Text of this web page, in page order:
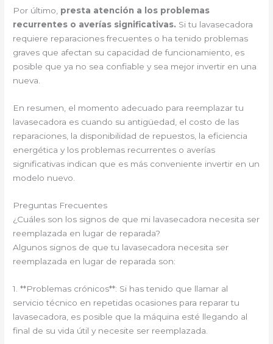
Por último, presta atención a los problemas
recurrentes o averías significativas. Si tu lavasecadora
requiere reparaciones frecuentes o ha tenido problemas
graves que afectan su capacidad de funcionamiento, es
posible que ya no sea confiable y sea mejor invertir en una
nueva.
En resumen, el momento adecuado para reemplazar tu
lavasecadora es cuando su antigüedad, el costo de las
reparaciones, la disponibilidad de repuestos, la eficiencia
energética y los problemas recurrentes o averías
significativas indican que es más conveniente invertir en un
modelo nuevo.
Preguntas Frecuentes
¿Cuáles son los signos de que mi lavasecadora necesita ser
reemplazada en lugar de reparada?
Algunos signos de que tu lavasecadora necesita ser
reemplazada en lugar de reparada son:
1. **Problemas crónicos**: Si has tenido que llamar al
servicio técnico en repetidas ocasiones para reparar tu
lavasecadora, es posible que la máquina esté llegando al
final de su vida útil y necesite ser reemplazada.